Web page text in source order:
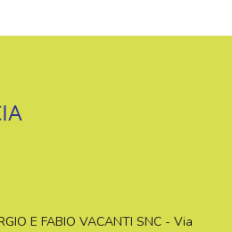
E FABIO VACANTI SNC - Via